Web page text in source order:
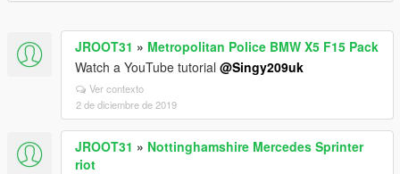
JROOT31 » Metropolitan Police BMW X5 F15 Pack
Watch a YouTube tutorial @Singy209uk
Ver contexto
2 de diciembre de 2019
JROOT31 » Nottinghamshire Mercedes Sprinter
riot